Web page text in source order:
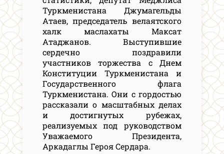
Туркменистана Джумагельды
Атаев, председатель велаятского
халк маслахаты Максат
Атаджанов. Выступившие
сердечно поздравили
участников торжества с Днем
Конституции Туркменистана и
Государственного флага
Туркменистана. Они с гордостью
рассказали о масштабных делах
и достигнутых рубежах,
реализуемых под руководством
Уважаемого Президента,
Аркадаглы Героя Сердара.